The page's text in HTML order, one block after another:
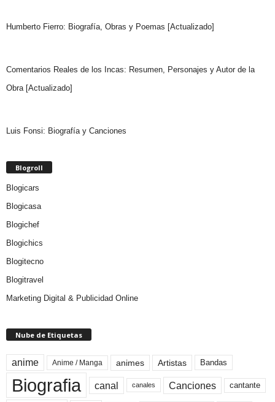
Humberto Fierro: Biografía, Obras y Poemas [Actualizado]
Comentarios Reales de los Incas: Resumen, Personajes y Autor de la
Obra [Actualizado]
Luis Fonsi: Biografía y Canciones
Blogroll
Blogicars
Blogicasa
Blogichef
Blogichics
Blogitecno
Blogitravel
Marketing Digital & Publicidad Online
Nube de Etiquetas
anime Anime / Manga animes Artistas Bandas
Biografia canal canales Canciones cantante